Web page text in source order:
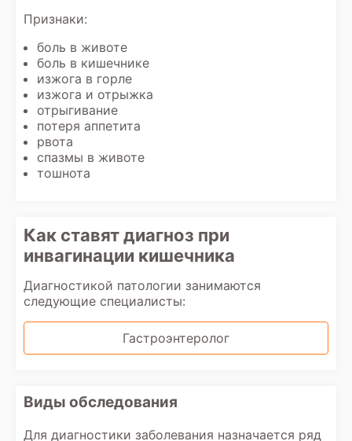
Признаки:
боль в животе
боль в кишечнике
изжога в горле
изжога и отрыжка
отрыгивание
потеря аппетита
рвота
спазмы в животе
тошнота
Как ставят диагноз при
инвагинации кишечника
Диагностикой патологии занимаются
следующие специалисты:
Гастроэнтеролог
Виды обследования
Для диагностики заболевания назначается ряд